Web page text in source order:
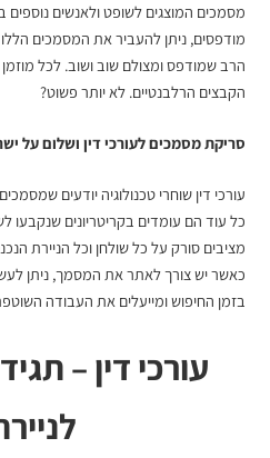
מסמכים המוצגים לשופט ולאנשים נוספים
מודפסים, ניתן להעביר את המסמכים הללו
הרב שמודפס ומצולם שוב ושוב. לכל
הקבצים הרלבנטיים. לא יותר פשוט?
סריקת מסמכים לעורכי דיןושלום על
עורכי דין שוחרי טכנולוגיה יודעים
כל עוד הם עומדים בקריטריונים שנקבעו
מציבים סורק על כל שולחן וכל הניירת
כאשר יש צורך לאתר את המסמך, ניתן
בזמן החיפוש ומייעלים את העבודה
עורכי דין –